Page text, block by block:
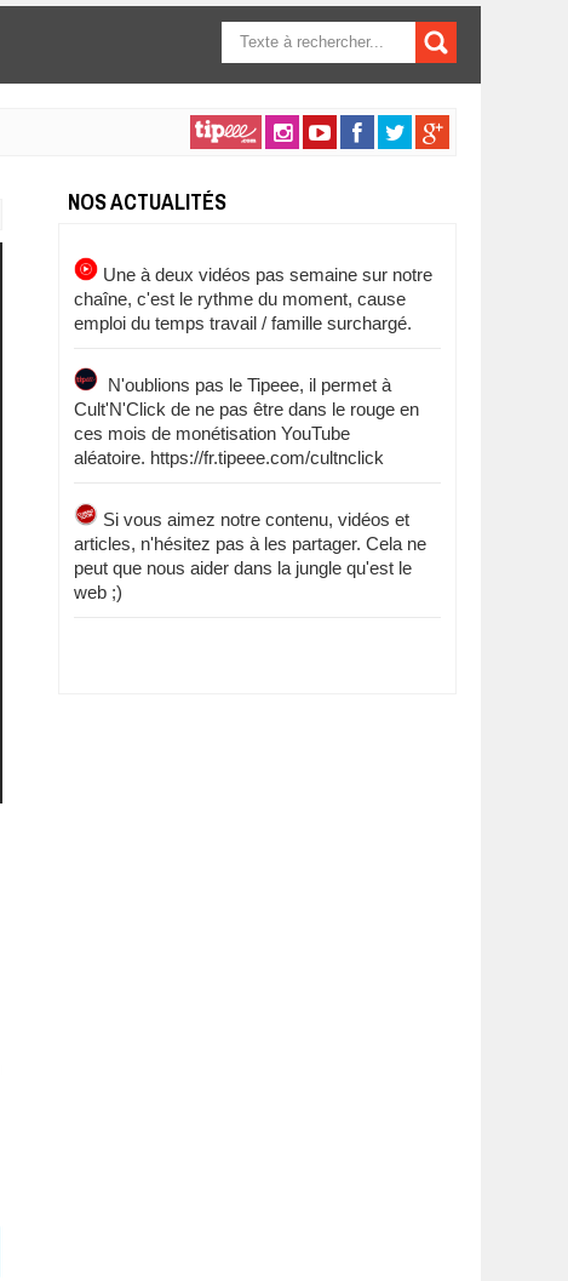
FORMULAIRE DE
RECHERCHE
NOS ACTUALITÉS
Une à deux vidéos pas semaine sur notre
chaîne, c'est le rythme du moment, cause
emploi du temps travail / famille surchargé.
N'oublions pas le Tipeee, il permet à
Cult'N'Click de ne pas être dans le rouge en
ces mois de monétisation YouTube
aléatoire. https://fr.tipeee.com/cultnclick
Si vous aimez notre contenu, vidéos et
articles, n'hésitez pas à les partager. Cela ne
peut que nous aider dans la jungle qu'est le
web ;)